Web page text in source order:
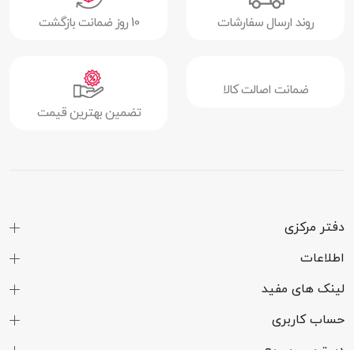
روند ارسال سفارشات 10 روز ضمانت بازگشت
ضمانت اصالت کالا
تضمین بهترین قیمت
دفتر مرکزی
اطلاعات
لینک های مفید
حساب کاربری